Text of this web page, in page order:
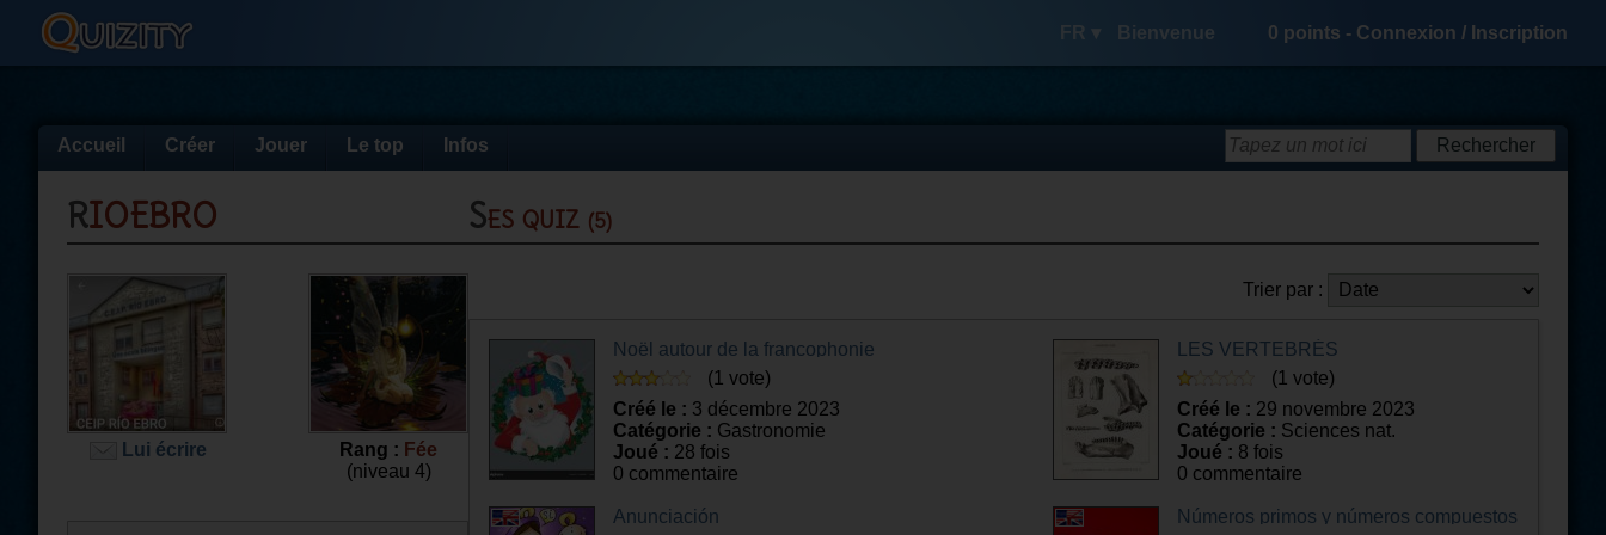
FR ▾ Bienvenue 0 points - Connexion / Inscription
Accueil Créer Jouer Le top Infos
RIOEBRO
Lui écrire Rang : Fée
(niveau 4)
Ses quiz (5)
Trier par :
Noël autour de la francophonie
(1 vote)
Créé le : 3 décembre 2023
Catégorie : Gastronomie
Joué : 28 fois
0 commentaire
LES VERTEBRÉS
(1 vote)
Créé le : 29 novembre 2023
Catégorie : Sciences nat.
Joué : 8 fois
0 commentaire
Anunciación
Números primos y números compuestos